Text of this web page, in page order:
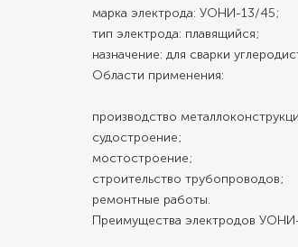
марка электрода: УОНИ-13/45;
тип электрода: плавящийся;
назначение: для сварки
Области применения:
производство
судостроение;
мостостроение;
строительство трубопроводов;
ремонтные работы.
Преимущества электродов